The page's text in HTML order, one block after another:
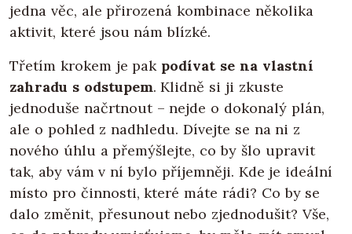
jedna věc, ale přirozená kombinace několika
aktivit, které jsou nám blízké.
Třetím krokem je pak podívat se na vlastní
zahradu s odstupem. Klidně si ji zkuste
jednoduše načrtnout – nejde o dokonalý plán,
ale o pohled z nadhledu. Dívejte se na ni z
nového úhlu a přemýšlejte, co by šlo upravit
tak, aby vám v ní bylo příjemněji. Kde je ideální
místo pro činnosti, které máte rádi? Co by se
dalo změnit, přesunout nebo zjednodušit? Vše,